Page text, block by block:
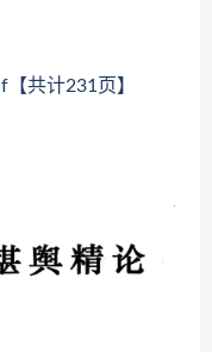
共计231页】